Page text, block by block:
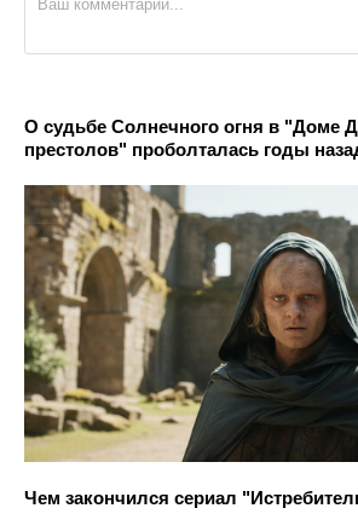
О судьбе Солнечного огня в "Доме
престолов" проболталась годы
Чем закончился сериал